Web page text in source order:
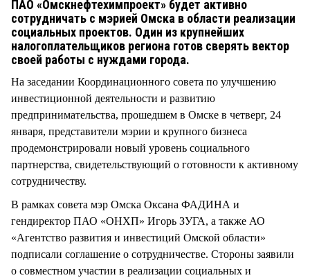
ПАО «Омскнефтехимпроект» будет активно
сотрудничать с мэрией Омска в области реализации
социальных проектов. Один из крупнейших
налогоплательщиков региона готов сверять вектор
своей работы с нуждами города.
На заседании Координационного совета по улучшению
инвестиционной деятельности и развитию
предпринимательства, прошедшем в Омске в четверг, 24
января, представители мэрии и крупного бизнеса
продемонстрировали новый уровень социального
партнерства, свидетельствующий о готовности к активному
сотрудничеству.
В рамках совета мэр Омска Оксана ФАДИНА и
гендиректор ПАО «ОНХП» Игорь ЗУГА, а также АО
«Агентство развития и инвестиций Омской области»
подписали соглашение о сотрудничестве. Стороны заявили
о совместном участии в реализации социальных и